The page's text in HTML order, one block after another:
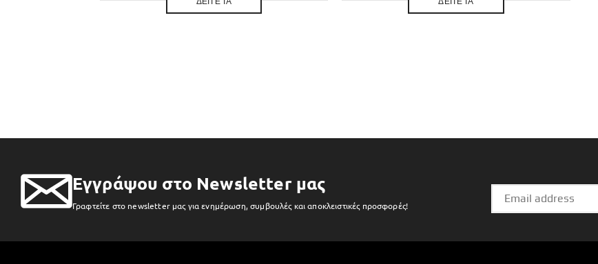
Εγγράψου στο Newsletter μας
Γραφτείτε στο newsletter μας για ενημέρωση, συμβουλές και αποκλειστικές προσφορές!